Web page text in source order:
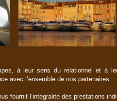
à leur sens du relationnel et à
avec l’ensemble de nos partenaires.
fournit l’intégralité des prestations